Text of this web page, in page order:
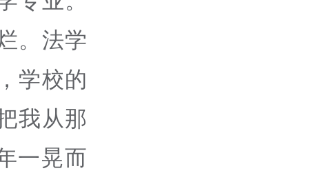
。法学
学校的
我从那
一晃而